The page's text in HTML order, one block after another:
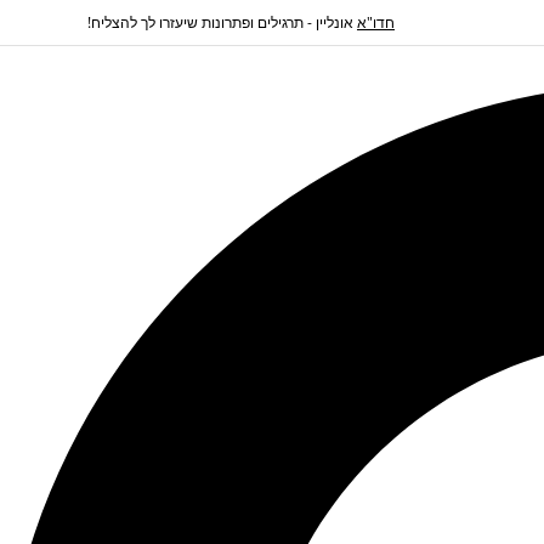
חדו"אאונליין - תרגילים ופתרונות שיעזרו לך להצליח!